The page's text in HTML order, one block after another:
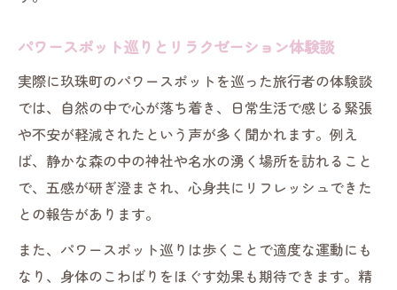
パワースポット巡りとリラクゼーション体験談
実際に玖珠町のパワースポットを巡った旅行者の体験談
では、自然の中で心が落ち着き、日常生活で感じる緊張
や不安が軽減されたという声が多く聞かれます。例え
ば、静かな森の中の神社や名水の湧く場所を訪れること
で、五感が研ぎ澄まされ、心身共にリフレッシュできた
との報告があります。
また、パワースポット巡りは歩くことで適度な運動にも
なり、身体のこわばりをほぐす効果も期待できます。精